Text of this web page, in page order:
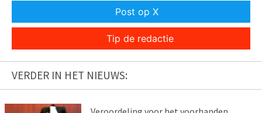
Post op X
Tip de redactie
VERDER IN HET NIEUWS: